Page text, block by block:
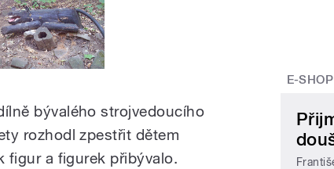
bývalého strojvedoucího
rozhodl zpestřit dětem
figur a figurek přibývalo.
E-